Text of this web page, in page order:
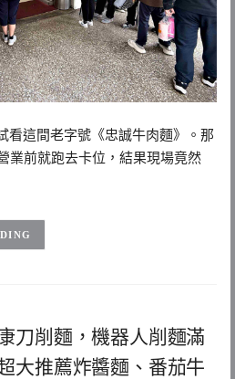
看這間老字號《忠誠牛肉麵》。那
業前就跑去卡位，結果現場竟然
刀削麵，機器人削麵滿
大推薦炸醬麵、番茄牛